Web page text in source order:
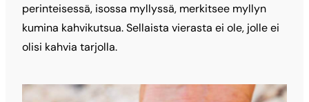
perinteisessä, isossa myllyssä, merkitsee myllyn
kumina kahvikutsua. Sellaista vierasta ei ole, jolle ei
olisi kahvia tarjolla.